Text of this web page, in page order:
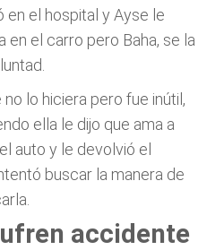
en el hospital y Ayse le
en el carro pero Baha, se la
lo hiciera pero fue inútil,
ella le dijo que ama a
auto y le devolvió el
buscar la manera de
accidente